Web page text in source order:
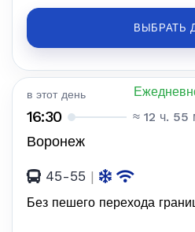
ВЫБРАТЬ
в этот день
16:30 ≈ 12 ч. 55
Воронеж
45-55 |
Без пешего перехода